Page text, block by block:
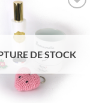
wishlist
DE STOCK